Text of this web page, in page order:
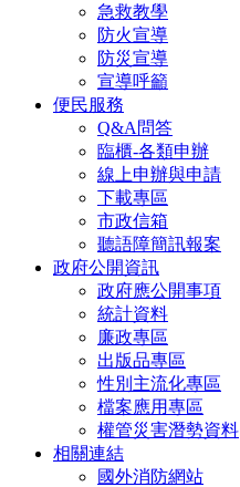
急救教學
防火宣導
防災宣導
宣導呼籲
便民服務
Q&A問答
臨櫃-各類申辦
線上申辦與申請
下載專區
市政信箱
聽語障簡訊報案
政府公開資訊
政府應公開事項
統計資料
廉政專區
出版品專區
性別主流化專區
檔案應用專區
權管災害潛勢資料
相關連結
國外消防網站